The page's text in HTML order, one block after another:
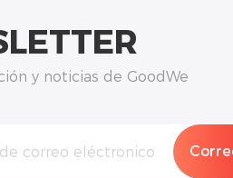
y noticias de GoodWe